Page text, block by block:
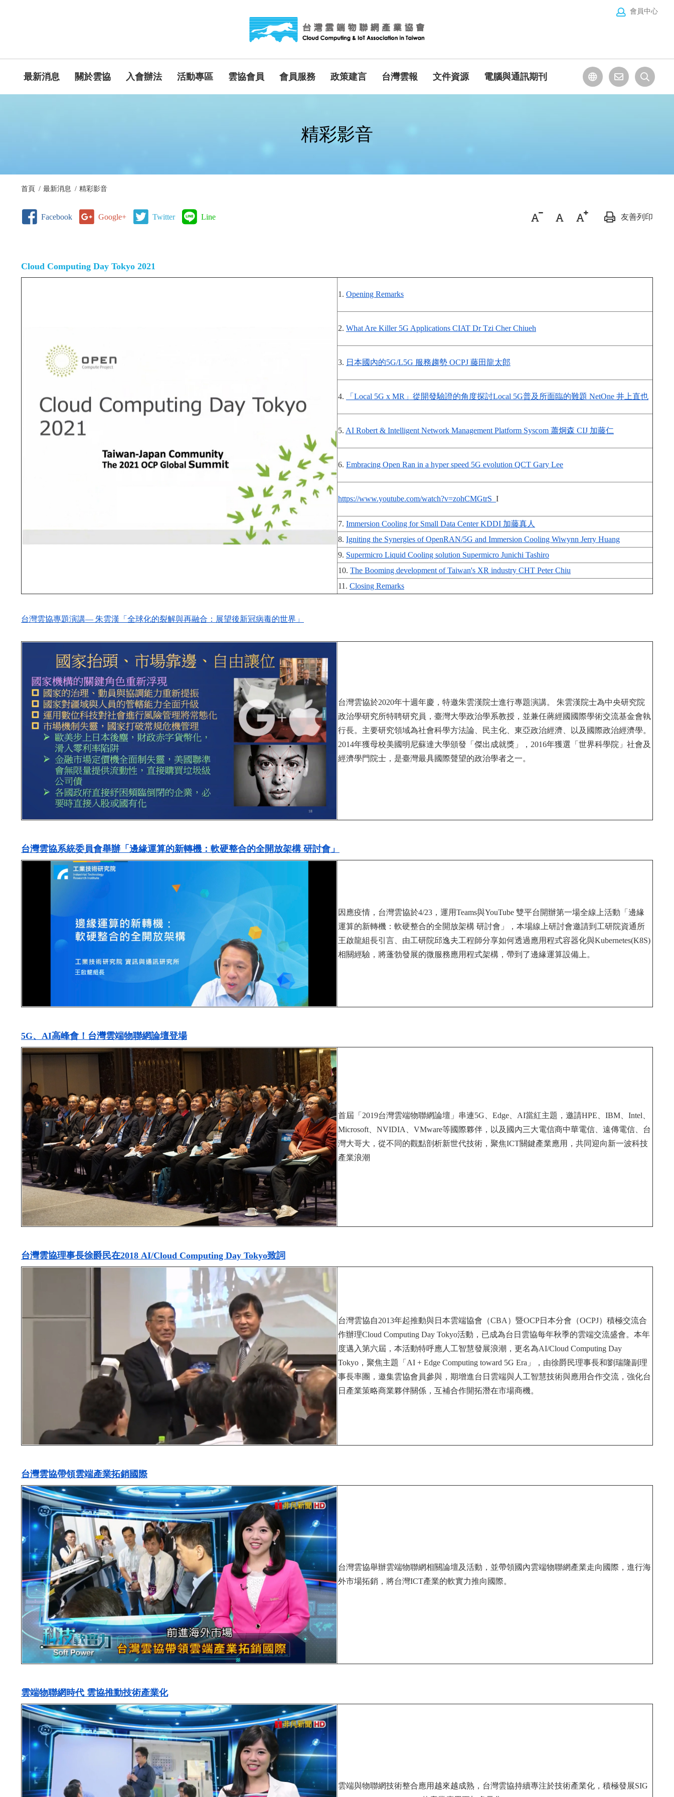
會員中心
最新消息 關於雲協 入會辦法 活動專區 雲協會員 會員服務 政策建言 台灣雲報 文件資源 電腦與通訊期刊
精彩影音
首頁 最新消息 精彩影音
Facebook Google+ Twitter Line 友善列印
Cloud Computing Day Tokyo 2021
1. Opening Remarks
2. What Are Killer 5G Applications CIAT Dr Tzi Cher Chiueh
3. 日本國內的5G/L5G 服務趨勢 OCPJ 藤田龍太郎
4. 「Local 5G x MR」從開發驗證的角度探討Local 5G普及所面臨的難題 NetOne 井上直也
5. AI Robert & Intelligent Network Management Platform Syscom 蕭炯森 CIJ 加藤仁
6. Embracing Open Ran in a hyper speed 5G evolution QCT Gary Lee
https://www.youtube.com/watch?v=zohCMGtrS_ I
7. Immersion Cooling for Small Data Center KDDI 加藤真人
8. Igniting the Synergies of OpenRAN/5G and Immersion Cooling Wiwynn Jerry Huang
9. Supermicro Liquid Cooling solution Supermicro Junichi Tashiro
10. The Booming development of Taiwan's XR industry CHT Peter Chiu
11. Closing Remarks
台灣雲協專題演講— 朱雲漢「全球化的裂解與再融合：展望後新冠病毒的世界」
台灣雲協於2020年十週年慶，特邀朱雲漢院士進行專題演講。 朱雲漢院士為中央研究院
政治學研究所特聘研究員，臺灣大學政治學系教授，並兼任蔣經國國際學術交流基金會執
行長。主要研究領域為社會科學方法論、民主化、東亞政治經濟、以及國際政治經濟學。
2014年獲母校美國明尼蘇達大學頒發「傑出成就獎」，2016年獲選「世界科學院」社會及
經濟學門院士，是臺灣最具國際聲望的政治學者之一。
台灣雲協系統委員會舉辦「邊緣運算的新轉機：軟硬整合的全開放架構 研討會」
因應疫情，台灣雲協於4/23，運用Teams與YouTube 雙平台開辦第一場全線上活動「邊緣
運算的新轉機：軟硬整合的全開放架構 研討會」，本場線上研討會邀請到工研院資通所
王啟龍組長引言、由工研院邱逸夫工程師分享如何透過應用程式容器化與Kubernetes(K8S)
相關經驗，將蓬勃發展的微服務應用程式架構，帶到了邊緣運算設備上。
5G、AI高峰會！台灣雲端物聯網論壇登場
首屆「2019台灣雲端物聯網論壇」串連5G、Edge、AI當紅主題，邀請HPE、IBM、Intel、
Microsoft、NVIDIA、VMware等國際夥伴，以及國內三大電信商中華電信、遠傳電信、台
灣大哥大，從不同的觀點剖析新世代技術，聚焦ICT關鍵產業應用，共同迎向新一波科技
產業浪潮
台灣雲協理事長徐爵民在2018 AI/Cloud Computing Day Tokyo致詞
台灣雲協自2013年起推動與日本雲端協會（CBA）暨OCP日本分會（OCPJ）積極交流合
作辦理Cloud Computing Day Tokyo活動，已成為台日雲協每年秋季的雲端交流盛會。本年
度邁入第六屆，本活動特呼應人工智慧發展浪潮，更名為AI/Cloud Computing Day
Tokyo，聚焦主題「AI + Edge Computing toward 5G Era」，由徐爵民理事長和劉瑞隆副理
事長率團，邀集雲協會員參與，期增進台日雲端與人工智慧技術與應用合作交流，強化台
日產業策略商業夥伴關係，互補合作開拓潛在市場商機。
台灣雲協帶領雲端產業拓銷國際
台灣雲協舉辦雲端物聯網相關論壇及活動，並帶領國內雲端物聯網產業走向國際，進行海
外市場拓銷，將台灣ICT產業的軟實力推向國際。
雲端物聯網時代 雲協推動技術產業化
雲端與物聯網技術整合應用越來越成熟，台灣雲協持續專注於技術產業化，積極發展SIG